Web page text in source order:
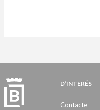
D’INTERÉS
Contacte